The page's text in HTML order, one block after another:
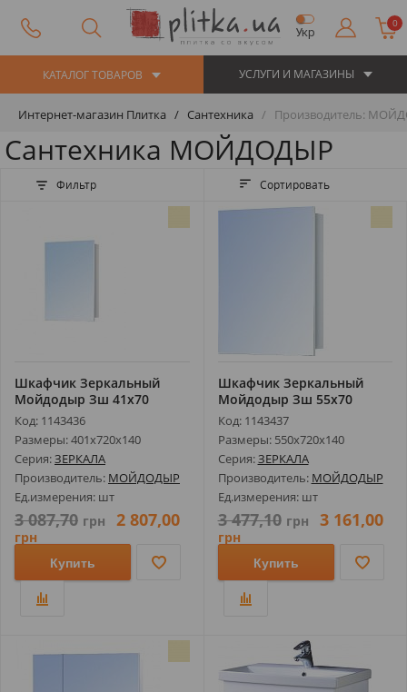
Укр
0
КАТАЛОГ ТОВАРОВ УСЛУГИ И МАГАЗИНЫ
Интернет-магазин Плитка Сантехника Производитель:
Сантехника МОЙДОДЫР
Фильтр Сортировать
Шкафчик Зеркальный
Мойдодыр Зш 41х70
Код: 1143436
Размеры: 401х720х140
Серия:ЗЕРКАЛА
Производитель: МОЙДОДЫР
Ед.измерения: шт
3 087,70 грн 2 807,00
грн
Купить
Шкафчик Зеркальный
Мойдодыр Зш 55х70
Код: 1143437
Размеры: 550х720х140
Серия:ЗЕРКАЛА
Производитель: МОЙДОДЫР
Ед.измерения: шт
3 477,10 грн 3 161,00
грн
Купить